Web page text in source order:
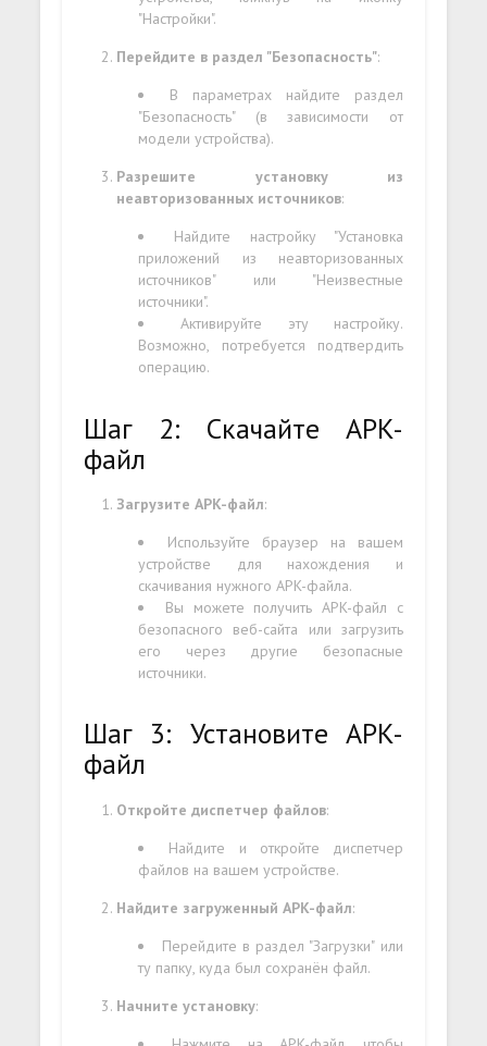
"Настройки".
Перейдите в раздел "Безопасность":
В параметрах найдите раздел
"Безопасность" (в зависимости от
модели устройства).
Разрешите установку из
неавторизованных источников:
Найдите настройку "Установка
приложений из неавторизованных
источников" или "Неизвестные
источники".
Активируйте эту настройку.
Возможно, потребуется подтвердить
операцию.
Шаг 2: Скачайте APK-
файл
Загрузите APK-файл:
Используйте браузер на вашем
устройстве для нахождения и
скачивания нужного APK-файла.
Вы можете получить APK-файл с
безопасного веб-сайта или загрузить
его через другие безопасные
источники.
Шаг 3: Установите APK-
файл
Откройте диспетчер файлов:
Найдите и откройте диспетчер
файлов на вашем устройстве.
Найдите загруженный APK-файл:
Перейдите в раздел "Загрузки" или
ту папку, куда был сохранён файл.
Начните установку: